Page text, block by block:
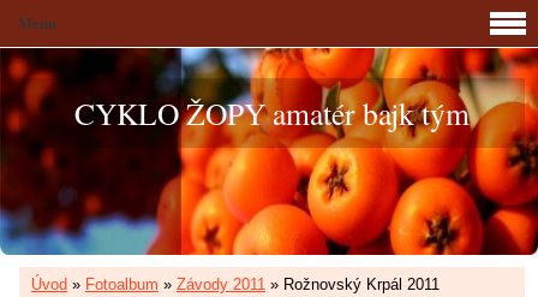
CYKLO ŽOPY amatér bajk tým
Úvod » Fotoalbum » Závody 2011 » Rožnovský Krpál 2011
Menu